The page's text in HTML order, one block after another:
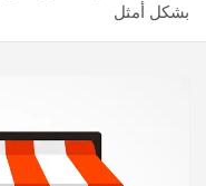
بشكل أمثل